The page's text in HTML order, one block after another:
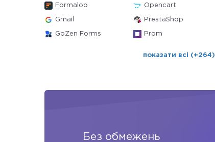
Formaloo Opencart
Gmail PrestaShop
GoZen Forms Prom
показати всі (+264)
Без обмежень